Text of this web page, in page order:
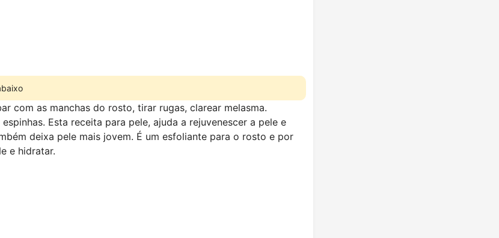
com as manchas do rosto, tirar rugas, clarear melasma.
Esta receita para pele, ajuda a rejuvenescer a pele e
deixa pele mais jovem. É um esfoliante para o rosto e por
e hidratar.